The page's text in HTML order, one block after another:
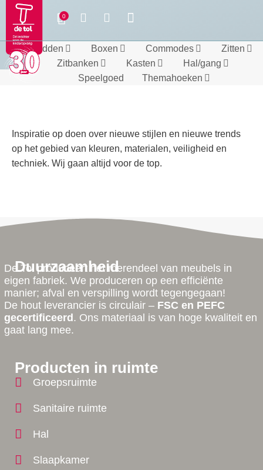
Bedden Boxen Commodes
Zitten
Zitbanken
Kasten
Hal/gang
Speelgoed
Themahoeken
Inspiratie op doen over nieuwe stijlen en nieuwe trends
op het gebied van kleuren, materialen, veiligheid en
techniek. Wij gaan altijd voor de top.
Producten in ruimte
Groepsruimte
Sanitaire ruimte
Hal
Slaapkamer
Duurzaamheid
De Tol produceert het merendeel van meubels in
eigen fabriek. We produceren op een efficiënte
manier; afval en verspilling wordt tegengegaan!
De hout leverancier is circulair – FSC en PEFC
gecertificeerd . Ons materiaal is van hoge kwaliteit en
gaat lang mee.